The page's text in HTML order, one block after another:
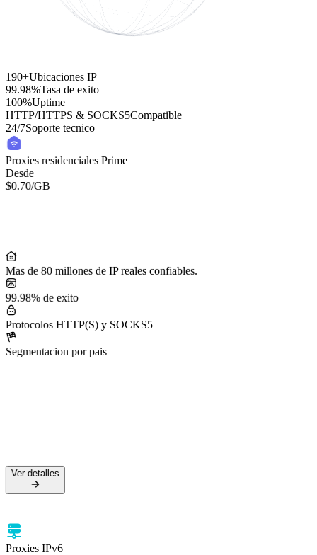
190+Ubicaciones IP
99.98%Tasa de exito
100%Uptime
HTTP/HTTPS & SOCKS5Compatible
24/7Soporte tecnico
Proxies residenciales Prime
Desde
$0.70/GB
Mas de 80 millones de IP reales confiables.
99.98% de exito
Protocolos HTTP(S) y SOCKS5
Segmentacion por pais
Ver detalles
Proxies IPv6